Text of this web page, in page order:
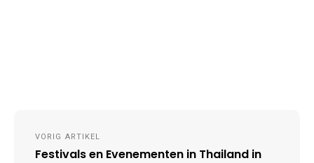
navigation
VORIG ARTIKEL
Festivals en Evenementen in Thailand in